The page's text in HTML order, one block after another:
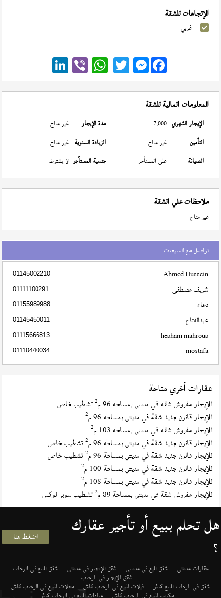
الإتجاهات للشقة
غربي
Messenger
المعلومات المالية للشقة
الإيجار الشهري 7,000 مدة الإيجار
غير متاح
التأمين
غير متاح الزيادة السنوية غير متاح
الصيانة
على المستأجر جنسية المستأجر لا يشترط
ملاحظات علي الشقة
غير متاح
تواصل مع المبيعات
Ahmed Hussein
01145002210
شريف مصطفى 01111100291
دعاء 01155989988
عبدالفتاح 01145450011
hesham mahrous
01115666813
mostafa
01110440034
عقارات أخري متاحة
للإيجار مفروش شقة فيمدينتي بمساحة 96 م 2تشطيب خاص
للإيجار قانون جديد شقة فيمدينتي بمساحة 96 م 2
للإيجار مفروش شقة فيمدينتي بمساحة 103 م 2
للإيجار قانون جديد شقة فيمدينتي بمساحة 96 م 2تشطيب خاص
للإيجار قانون جديد شقة فيمدينتي بمساحة 96 م 2تشطيب خاص
للإيجار قانون جديد شقة فيمدينتي بمساحة 100 م 2
للإيجار قانون جديد شقة فيمدينتي بمساحة 108 م 2
للإيجار مفروش شقة فيمدينتي بمساحة 89 م 2تشطيب سوبر لوكس
هل تحلم ببيع أو تأجير عقارك
؟ اضغط هنا
عقارات مدينتي شقق لليع في مدينتى شقق للإيجار في مدينتى شقق للبيع في الرحاب
شقق للإيجار في الرحاب
شقق في الرحاب للبيع كاش فيلات للبيع في الرحاب كاش محلات للبيع في الرحاب كاش
مكاتب للبيع في الرحاب كاش عيادات للبيع في الرحاب كاش